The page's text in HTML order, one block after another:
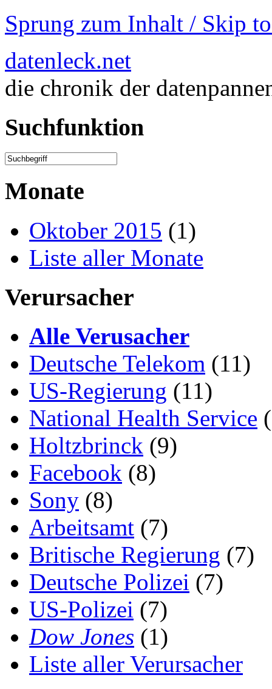
Sprung zum Inhalt / Skip
datenleck.net
die chronik der
Suchfunktion
Monate
Oktober 2015 (1)
Liste aller Monate
Verursacher
Alle Verusacher
Deutsche Telekom (11)
US-Regierung (11)
National Health Service
Holtzbrinck (9)
Facebook (8)
Sony (8)
Arbeitsamt (7)
Britische Regierung (7)
Deutsche Polizei (7)
US-Polizei (7)
Dow Jones (1)
Liste aller Verursacher